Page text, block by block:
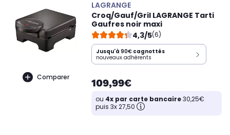
Comparer
LAGRANGE
Croq/Gauf/Gril LAGRANGE Tarti
Gaufres noir maxi
4,3/5(6)
Jusqu'à 90€ cagnottés
nouveaux adhérents
109,99€
ou 4x par carte bancaire30,25€
puis 3x 27,50